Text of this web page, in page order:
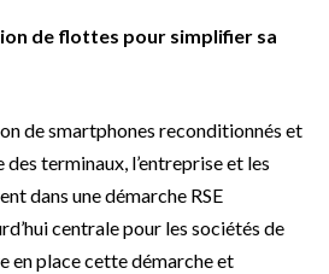
de flottes pour simplifier sa
de smartphones reconditionnés et
terminaux, l’entreprise et les
dans une démarche RSE
centrale pour les sociétés de
en place cette démarche et